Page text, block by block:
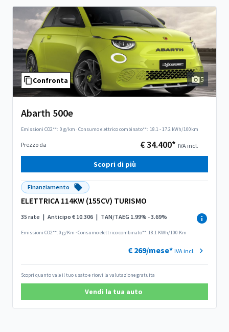
Confronta 5
Abarth 500e
Emissioni CO2**: 0 g/km ·Consumo elettrico combinato**: 18.1 - 17.2 kWh/100km
Prezzo da € 34.400* IVA incl.
Scopri di più
Finanziamento
ELETTRICA 114KW (155CV) TURISMO
35 rate | Anticipo € 10.306 | TAN/TAEG 1.99% - 3.69%
Emissioni CO2**: 0 g/Km ·Consumo elettrico combinato**: 18.1 KWh/100 Km
€ 269/mese* IVA incl.
Scopri quanto vale il tuo usato e ricevi la valutazione gratuita
Vendi la tua auto